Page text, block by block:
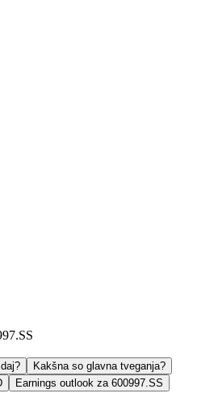
Kakšna so glavna tveganja?
Earnings outlook za 600997.SS